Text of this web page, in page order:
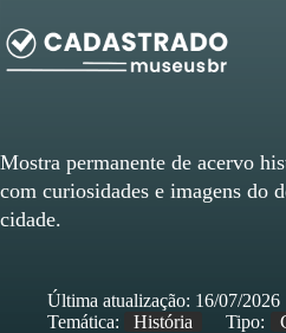
Mostra permanente de acervo
com curiosidades e imagens do
cidade.
Última atualização: 16/07/2026
Temática:
História Tipo: